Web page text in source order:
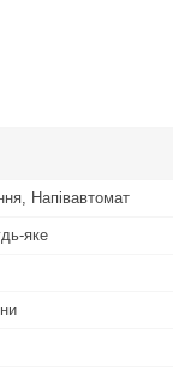
Напівавтомат
яке